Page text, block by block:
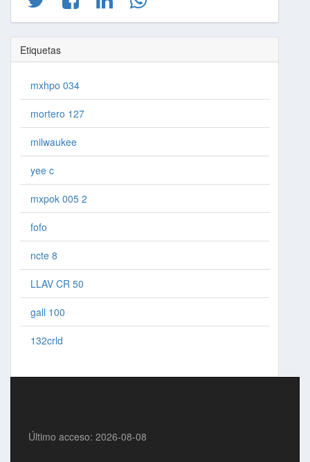
Etiquetas
mxhpo 034
mortero 127
milwaukee
yee c
mxpok 005 2
fofo
ncte 8
LLAV CR 50
gall 100
132crld
Último acceso: 2026-08-08